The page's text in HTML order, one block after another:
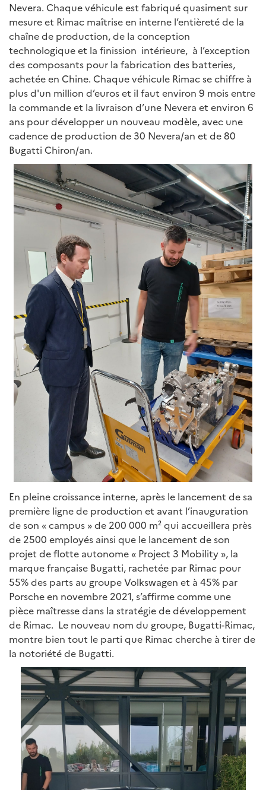
Nevera. Chaque véhicule est fabriqué quasiment sur
mesure et Rimac maîtrise en interne l’entièreté de la
chaîne de production, de la conception
technologique et la finission intérieure, à l’exception
des composants pour la fabrication des batteries,
achetée en Chine. Chaque véhicule Rimac se chiffre à
plus d'un million d’euros et il faut environ 9 mois entre
la commande et la livraison d’une Nevera et environ 6
ans pour développer un nouveau modèle, avec une
cadence de production de 30 Nevera/an et de 80
Bugatti Chiron/an.
En pleine croissance interne, après le lancement de sa
première ligne de production et avant l’inauguration
de son « campus » de 200 000 m² qui accueillera près
de 2500 employés ainsi que le lancement de son
projet de flotte autonome « Project 3 Mobility », la
marque française Bugatti, rachetée par Rimac pour
55% des parts au groupe Volkswagen et à 45% par
Porsche en novembre 2021, s’affirme comme une
pièce maîtresse dans la stratégie de développement
de Rimac. Le nouveau nom du groupe, Bugatti-Rimac,
montre bien tout le parti que Rimac cherche à tirer de
la notoriété de Bugatti.